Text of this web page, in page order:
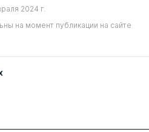
2024 г.
на момент публикации на сайте